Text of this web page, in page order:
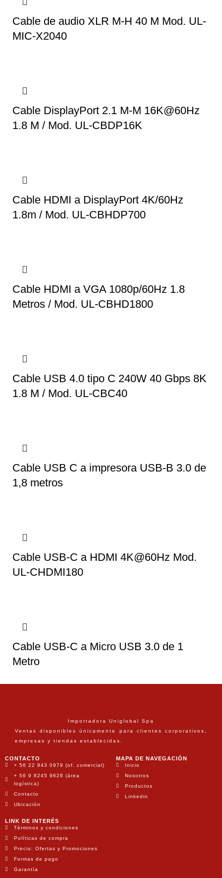
Cable de audio XLR M-H 40 M Mod. UL-
MIC-X2040
Cable DisplayPort 2.1 M-M 16K@60Hz
1.8 M / Mod. UL-CBDP16K
Cable HDMI a DisplayPort 4K/60Hz
1.8m / Mod. UL-CBHDP700
Cable HDMI a VGA 1080p/60Hz 1.8
Metros / Mod. UL-CBHD1800
Cable USB 4.0 tipo C 240W 40 Gbps 8K
1.8 M / Mod. UL-CBC40
Cable USB C a impresora USB-B 3.0 de
1,8 metros
Cable USB-C a HDMI 4K@60Hz Mod.
UL-CHDMI180
Cable USB-C a Micro USB 3.0 de 1
Metro
Importadora Uniglobal Spa
Ventas disponibles únicamente para clientes corporativos,
empresas y tiendas establecidas.
CONTACTO
+ 56 22 943 0979 (of. comercial)
+ 56 9 8245 9628 (área
logística)
Contacto
Ubicación
MAPA DE NAVEGACIÓN
Inicio
Nosotros
Productos
Linkedin
LINK DE INTERÉS
Términos y condiciones
Políticas de compra
Precio: Ofertas y Promociones
Formas de pago
Garantía